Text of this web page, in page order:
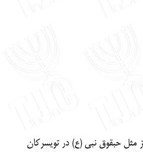
ایران عزیز مثل حبقوق نبی (ع) در تویسرکان